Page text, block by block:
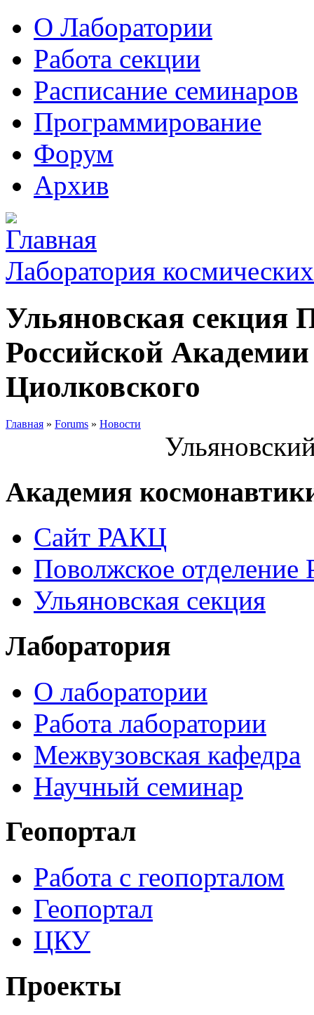
О Лаборатории
Работа секции
Расписание семинаров
Программирование
Форум
Архив
Лаборатория
Ульяновская секция
Российской
Циолковского
Главная » Forums » Новости
Академия
Сайт РАКЦ
Поволжское
Ульяновская секция
Лаборатория
О лаборатории
Работа лаборатории
Межвузовская кафедра
Научный семинар
Геопортал
Работа с геопорталом
Геопортал
ЦКУ
Проекты